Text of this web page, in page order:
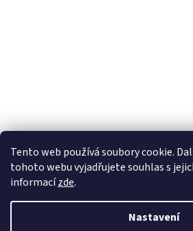
Tento web používá soubory cookie.
tohoto webu vyjadřujete souhlas s
informacízde.
Nastavení